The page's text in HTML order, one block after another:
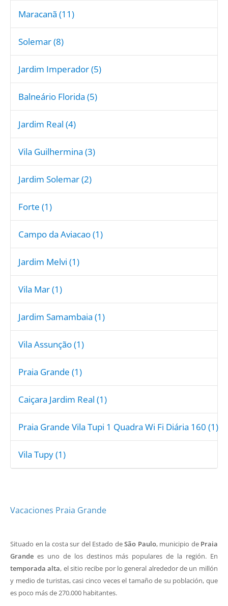
Maracanã (11)
Solemar (8)
Jardim Imperador (5)
Balneário Florida (5)
Jardim Real (4)
Vila Guilhermina (3)
Jardim Solemar (2)
Forte (1)
Campo da Aviacao (1)
Jardim Melvi (1)
Vila Mar (1)
Jardim Samambaia (1)
Vila Assunção (1)
Praia Grande (1)
Caiçara Jardim Real (1)
Praia Grande Vila Tupi 1 Quadra Wi Fi Diária 160 (1)
Vila Tupy (1)
Vacaciones Praia Grande
Situado en la costa sur del Estado deSão Paulo, municipio de Praia
Grande es uno de los destinos más populares de la región. En
temporada alta, el sitio recibe por lo general alrededor de un millón
y medio de turistas, casi cinco veces el tamaño de su población, que
es poco más de 270.000 habitantes.